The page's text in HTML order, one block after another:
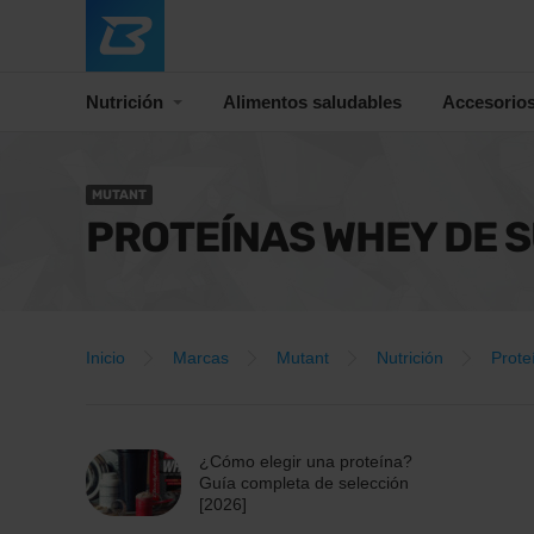
Nutrición Alimentos saludables
MUTANT
PROTEÍNAS WHEY DE
Inicio Marcas Mutant Nutrición
¿Cómo elegir una proteína?
Guía completa de selección
[2026]